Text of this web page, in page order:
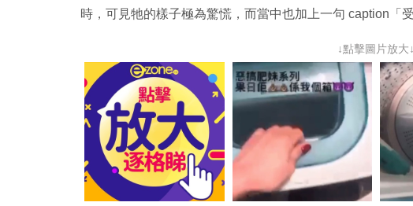
時，可見牠的樣子極為驚慌，而當中也加上一句 caption「
↓點擊圖片放大↓